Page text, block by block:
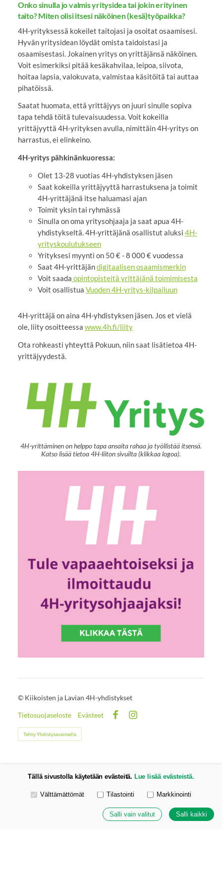
4H-yrittäminen on helppo tapa ansaita rahaa ja työllistää itsensä.
Katso lisää tietoa 4H-liiton sivuilta (klikkaa logoa).
Onko sinulla jo valmis yritysidea tai jokin erityinen
taito? Miten olisi itsesi näköinen (kesä)työpaikka?
4H-yrityksessä kokeilet taitojasi ja osoitat osaamisesi.
Hyvän yritysidean löydät omista taidoistasi ja
osaamisestasi. Jokainen yritys on yrittäjänsä näköinen.
Voit esimerkiksi pitää kesäkahvilaa, leipoa, siivota,
hoitaa lapsia, valokuvata, valmistaa käsitöitä tai auttaa
pihatöissä.
Saatat huomata, että yrittäjyys on juuri sinulle sopiva
tapa tehdä töitä tulevaisuudessa. Voit kokeilla
yrittäjyyttä 4H-yrityksen avulla, nimittäin 4H-yritys on
harrastus, ei elinkeino.
4H-yritys pähkinänkuoressa:
Olet 13-28 vuotias 4H-yhdistyksen jäsen
Saat kokeilla yrittäjyyttä harrastuksena ja toimit
4H-yrittäjänä itse haluamasi ajan
Toimit yksin tai ryhmässä
Sinulla on oma yritysohjaaja ja saat apua 4H-
yhdistykseltä. 4H-yrittäjänä osallistut aluksi 4H-
yrityskoulutukseen
Yrityksesi myynti on 50 € - 8 000 € vuodessa
Saat 4H-yrittäjändigitaalisen osaamismerkin
Voit saada opintopisteitä yrittäjänä toimimisesta
Voit osallistua Vuoden 4H-yritys-kilpailuun
4H-yrittäjä on aina 4H-yhdistyksen jäsen. Jos et vielä
ole, liity osoitteessa www.4h.fi/liity
Ota rohkeasti yhteyttä Pokuun, niin saat lisätietoa 4H-
yrittäjyydestä.
© Kiikoisten ja Lavian 4H-yhdistykset
Tietosuojaseloste
Evästeet
Tehty Yhdistysavaimella
Tällä sivustolla käytetään evästeitä. Lue lisää evästeistä.
Valitse käytettävät evästeet
Välttämättömät Tilastointi Markkinointi
Salli vain valitut Salli kaikki